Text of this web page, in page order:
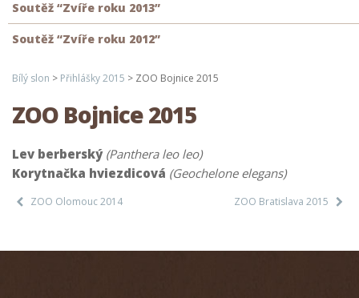
Soutěž “Zvíře roku 2013”
Soutěž “Zvíře roku 2012”
Bílý slon > Přihlášky 2015 > ZOO Bojnice 2015
ZOO Bojnice 2015
Lev berberský(Panthera leo leo)
Korytnačka hviezdicová (Geochelone elegans)
ZOO Olomouc 2014 ZOO Bratislava 2015